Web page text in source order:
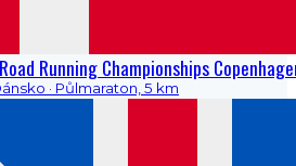
Running Championships
· Půlmaraton, 5 km